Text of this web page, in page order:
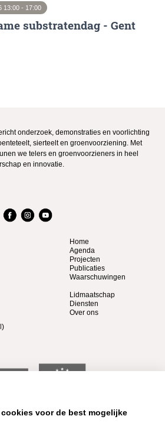
13:00 - 17:00
substratendag - Gent
onderzoek, demonstraties en voorlichting
sierteelt en groenvoorziening. Met
we telers en groenvoorzieners in heel
en innovatie.
Home
Agenda
Projecten
Publicaties
Waarschuwingen
Lidmaatschap
Diensten
Over ons
voor de best mogelijke